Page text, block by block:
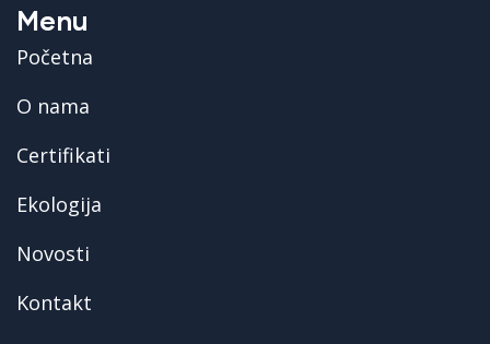
Menu
Početna
O nama
Certifikati
Ekologija
Novosti
Kontakt